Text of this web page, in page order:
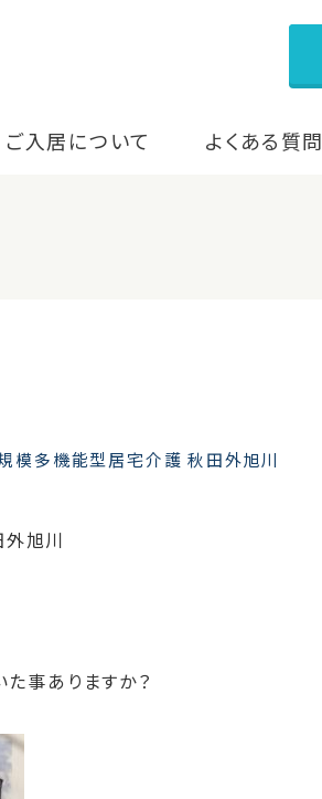
ご入居について よくある質問
模多機能型居宅介護 秋田外旭川
旭川
た事ありますか？